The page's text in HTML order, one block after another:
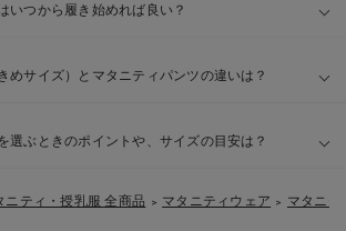
いつから履き始めれば良い？
めサイズ）とマタニティパンツの違いは？
選ぶときのポイントや、サイズの目安は？
ニティ・授乳服 全商品 ＞ マタニティウェア ＞ マタニテ